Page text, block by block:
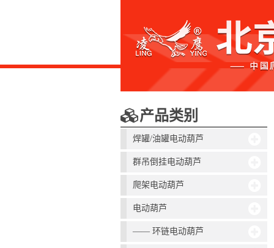
产品类别
焊罐/油罐电动葫芦
群吊倒挂电动葫芦
爬架电动葫芦
电动葫芦
—— 环链电动葫芦